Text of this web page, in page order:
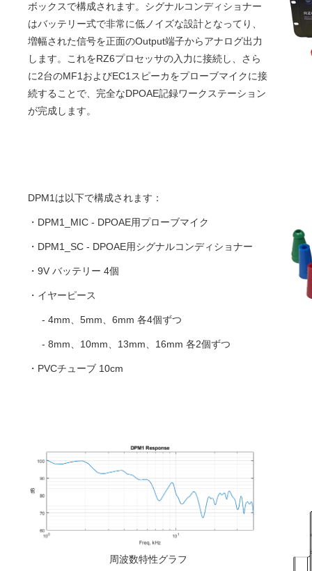
ボックスで構成されます。シグナルコンディショナー
はバッテリー式で非常に低ノイズな設計となってり、
増幅された信号を正面のOutput端子からアナログ出力
します。これをRZ6プロセッサの入力に接続し、さら
に2台のMF1およびEC1スピーカをプローブマイクに接
続することで、完全なDPOAE記録ワークステーション
が完成します。
DPM1は以下で構成されます：
・DPM1_MIC - DPOAE用プローブマイク
・DPM1_SC - DPOAE用シグナルコンディショナー
・9V バッテリー 4個
・イヤーピース
- 4mm、5mm、6mm 各4個ずつ
- 8mm、10mm、13mm、16mm 各2個ずつ
・PVCチューブ 10cm
周波数特性グラフ